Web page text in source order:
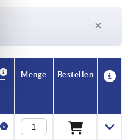
Menge Bestellen